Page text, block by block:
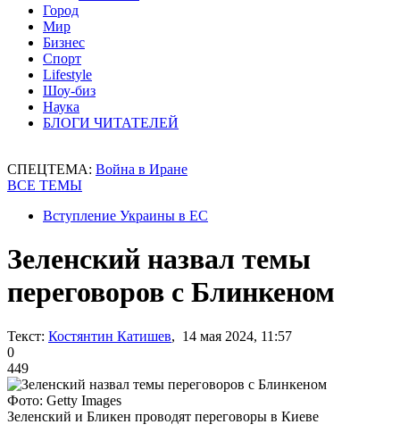
Город
Мир
Бизнес
Спорт
Lifestyle
Шоу-биз
Наука
БЛОГИ ЧИТАТЕЛЕЙ
СПЕЦТЕМА: Война в Иране
ВСЕ ТЕМЫ
Вступление Украины в ЕС
Зеленский назвал темы
переговоров с Блинкеном
Текст: Костянтин Катишев, 14 мая 2024, 11:57
0
449
Фото: Getty Images
Зеленский и Бликен проводят переговоры в Киеве